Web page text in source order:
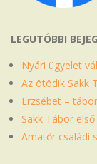
LEGUTÓBBI
Nyári ügyelet
Az ötödik Sakk
Erzsébet –
Sakk Tábor
Amatőr családi